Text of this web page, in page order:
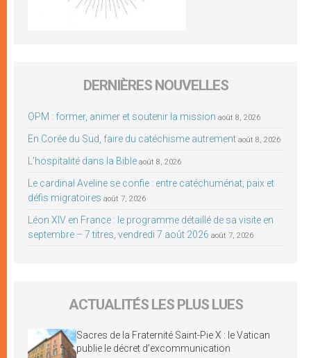
DERNIÈRES NOUVELLES
OPM : former, animer et soutenir la mission août 8, 2026
En Corée du Sud, faire du catéchisme autrement août 8, 2026
L’hospitalité dans la Bible août 8, 2026
Le cardinal Aveline se confie : entre catéchuménat, paix et
défis migratoires août 7, 2026
Léon XIV en France : le programme détaillé de sa visite en
septembre – 7 titres, vendredi 7 août 2026 août 7, 2026
ACTUALITÉS LES PLUS LUES
Sacres de la Fraternité Saint-Pie X : le Vatican
publie le décret d’excommunication